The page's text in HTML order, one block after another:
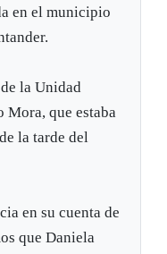
en el municipio
la Unidad
Mora, que estaba
la tarde del
en su cuenta de
que Daniela